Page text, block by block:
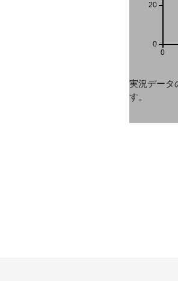
0
0
20
実況データ
す。